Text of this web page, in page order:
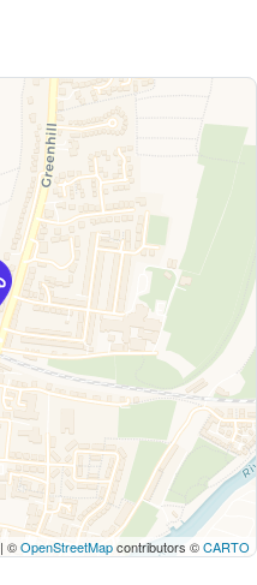
| ©OpenStreetMapcontributors ©CARTO